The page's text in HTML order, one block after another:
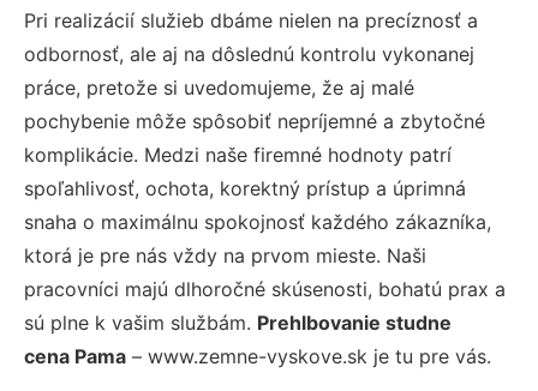
Pri realizácií služieb dbáme nielen na precíznosť a
odbornosť, ale aj na dôslednú kontrolu vykonanej
práce, pretože si uvedomujeme, že aj malé
pochybenie môže spôsobiť nepríjemné a zbytočné
komplikácie. Medzi naše firemné hodnoty patrí
spoľahlivosť, ochota, korektný prístup a úprimná
snaha o maximálnu spokojnosť každého zákazníka,
ktorá je pre nás vždy na prvom mieste. Naši
pracovníci majú dlhoročné skúsenosti, bohatú prax a
sú plne k vašim službám. Prehlbovanie studne
cena Pama – www.zemne-vyskove.sk je tu pre vás.